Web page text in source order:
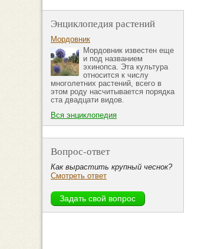
Энциклопедия растений
Мордовник
Мордовник известен еще
и под названием
эхинопса. Эта культура
относится к числу
многолетних растений, всего в
этом роду насчитывается порядка
ста двадцати видов.
Вся энциклопедия
Вопрос-ответ
Как вырастить крупный чеснок?
Смотреть ответ